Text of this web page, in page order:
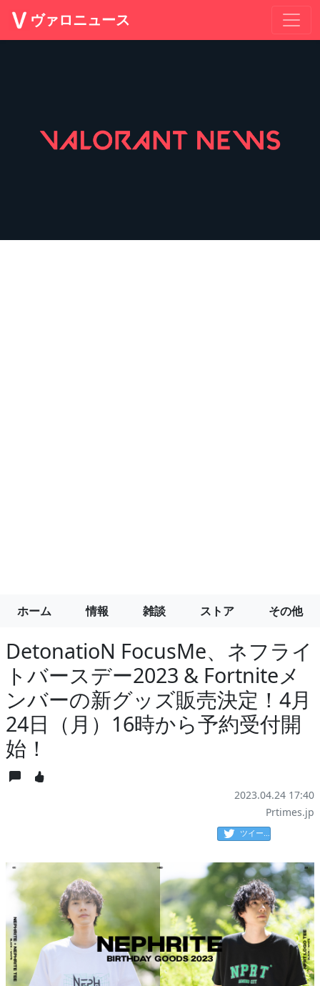
ヴァロニュース
ホーム 情報 雑談 ストア その他
DetonatioN FocusMe、ネフライ
トバースデー2023 & Fortniteメ
ンバーの新グッズ販売決定！4月
24日（月）16時から予約受付開
始！
2023.04.24 17:40
Prtimes.jp
ツイート